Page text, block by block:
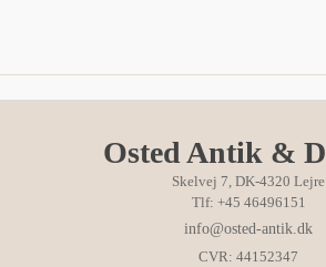
Osted Antik &
Skelvej 7, DK-4320 Lejre
Tlf: +45 46496151
info@osted-antik.dk
CVR: 44152347